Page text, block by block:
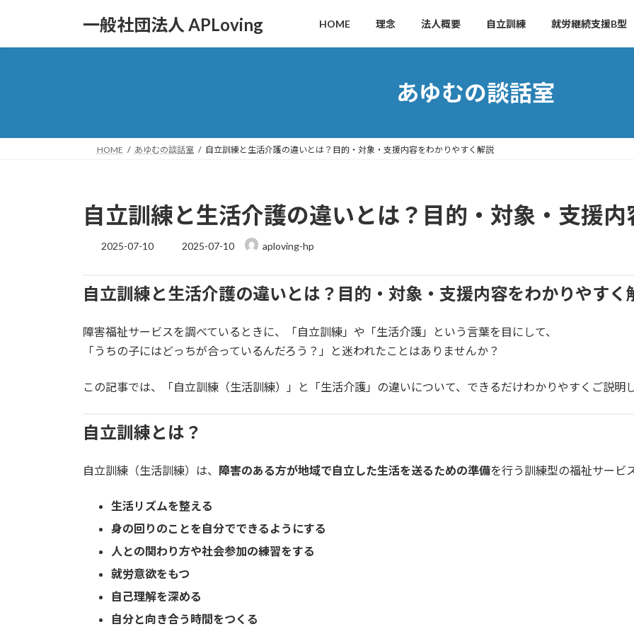
一般社団法人 APLoving HOME 理念 法人概要 自立訓練 就労継続支援B型
あゆむの談話室
HOME あゆむの談話室 自立訓練と生活介護の違いとは？目的・対象・支援内容をわかりやすく解説
自立訓練と生活介護の違いとは？目的・対象・支援
2025-07-10
最
新
日
:
2025-07-10 aploving-hp
自立訓練と生活介護の違いとは？目的・対象・支援内容をわかりやすく
障害福祉サービスを調べているときに、「自立訓練」や「生活介護」という言葉を目にして、
「うちの子にはどっちが合っているんだろう？」と迷われたことはありませんか？
この記事では、「自立訓練（生活訓練）」と「生活介護」の違いについて、できるだけわかりやすくご説明し
自立訓練とは？
自立訓練（生活訓練）は、 障害のある方が地域で自立した生活を送るための準備を行う訓練型の福祉サービス
生活リズムを整える
身の回りのことを自分でできるようにする
人との関わり方や社会参加の練習をする
就労意欲をもつ
自己理解を深める
自分と向き合う時間をつくる